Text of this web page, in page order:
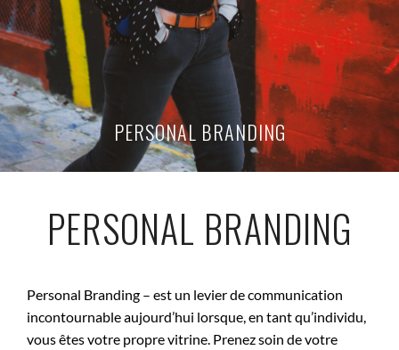
PERSONAL BRANDING
PERSONAL BRANDING
Personal Branding – est un levier de communication
incontournable aujourd’hui lorsque, en tant qu’individu,
vous êtes votre propre vitrine. Prenez soin de votre